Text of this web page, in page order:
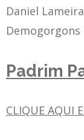
Daniel
Padrim
CLIQUE AQUI